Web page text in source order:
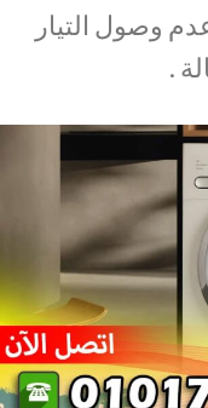
وصول التيار
.